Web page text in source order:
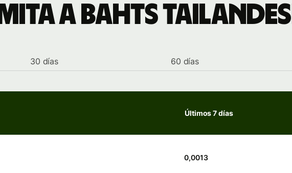
a bahts
30 días 60 días
Últimos 7 días
0,0013